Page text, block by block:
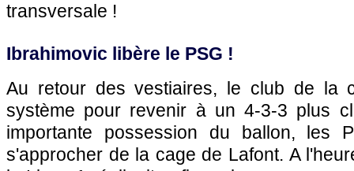
transversale !
Ibrahimovic libère le PSG !
Au retour des vestiaires, le club de la
système pour revenir à un 4-3-3 plus
importante possession du ballon, les
s'approcher de la cage de Lafont. A